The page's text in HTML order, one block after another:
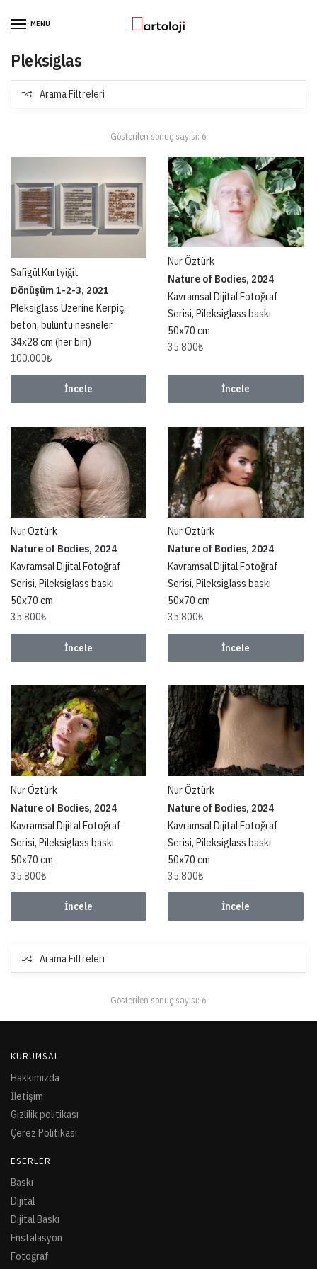
MENU
Pleksiglas
Arama Filtreleri
Gösterilen sonuç sayısı: 6
Safigül Kurtyiğit
Dönüşüm 1-2-3, 2021
Pleksiglass Üzerine Kerpiç,
beton, buluntu nesneler
34x28 cm (her biri)
100.000₺
İncele
Nur Öztürk
Nature of Bodies, 2024
Kavramsal Dijital Fotoğraf
Serisi, Pileksiglass baskı
50x70 cm
35.800₺
İncele
Nur Öztürk
Nature of Bodies, 2024
Kavramsal Dijital Fotoğraf
Serisi, Pileksiglass baskı
50x70 cm
35.800₺
İncele
Nur Öztürk
Nature of Bodies, 2024
Kavramsal Dijital Fotoğraf
Serisi, Pileksiglass baskı
50x70 cm
35.800₺
İncele
Nur Öztürk
Nature of Bodies, 2024
Kavramsal Dijital Fotoğraf
Serisi, Pileksiglass baskı
50x70 cm
35.800₺
İncele
Nur Öztürk
Nature of Bodies, 2024
Kavramsal Dijital Fotoğraf
Serisi, Pileksiglass baskı
50x70 cm
35.800₺
İncele
Arama Filtreleri
Gösterilen sonuç sayısı: 6
KURUMSAL
Hakkımızda
İletişim
Gizlilik politikası
Çerez Politikası
ESERLER
Baskı
Dijital
Dijital Baskı
Enstalasyon
Fotoğraf